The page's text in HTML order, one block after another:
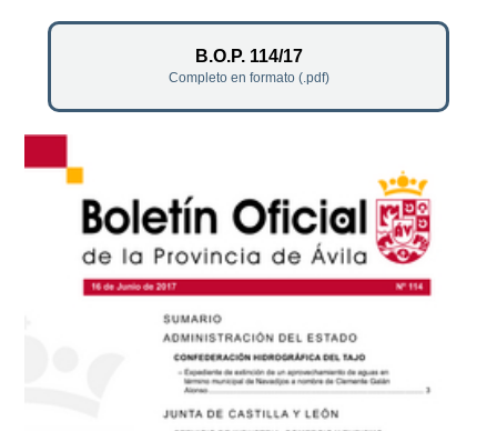
B.O.P. 114/17
Completo en formato (.pdf)